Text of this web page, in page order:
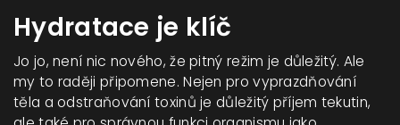
Hydratace je klíč
Jo jo, není nic nového, že pitný režim je důležitý. Ale
my to raději připomene. Nejen pro vyprazdňování
těla a odstraňování toxinů je důležitý příjem tekutin,